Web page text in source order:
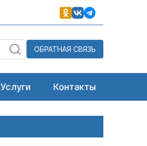
ОБРАТНАЯ СВЯЗЬ
Услуги Контакты